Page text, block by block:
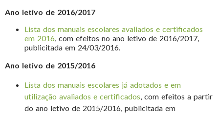
Ano letivo de 2016/2017
Lista dos manuais escolares avaliados e certificados
em 2016, com efeitos no ano letivo de 2016/2017,
publicitada em 24/03/2016.
Ano letivo de 2015/2016
Lista dos manuais escolares já adotados e em
utilização avaliados e certificados, com efeitos a partir
do ano letivo de 2015/2016, publicitada em